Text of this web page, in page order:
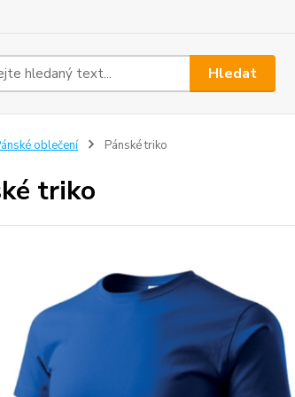
Hledat
oblečení Pánské triko
triko